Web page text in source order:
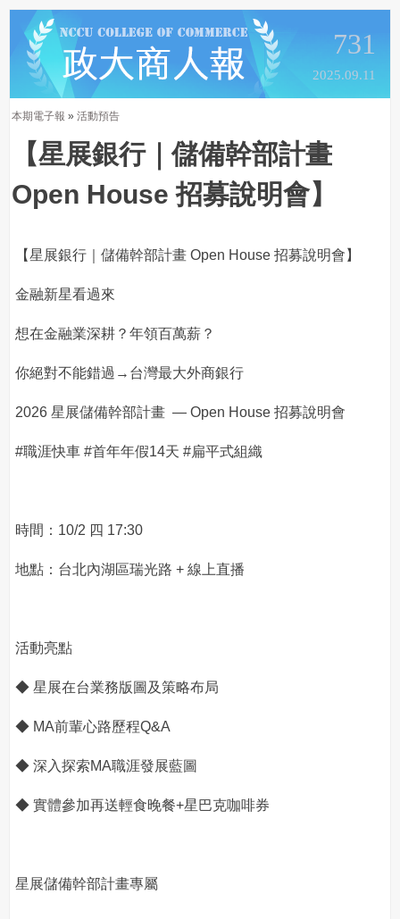
731
2025.09.11
本期電子報 » 活動預告
【星展銀行｜儲備幹部計畫
Open House 招募說明會】
【星展銀行｜儲備幹部計畫 Open House 招募說明會】
金融新星看過來
想在金融業深耕？年領百萬薪？
你絕對不能錯過→台灣最大外商銀行
2026 星展儲備幹部計畫 — Open House 招募說明會
#職涯快車 #首年年假14天 #扁平式組織
時間：10/2 四 17:30
地點：台北內湖區瑞光路 + 線上直播
活動亮點
◆ 星展在台業務版圖及策略布局
◆ MA前輩心路歷程Q&A
◆ 深入探索MA職涯發展藍圖
◆ 實體參加再送輕食晚餐+星巴克咖啡券
星展儲備幹部計畫專屬